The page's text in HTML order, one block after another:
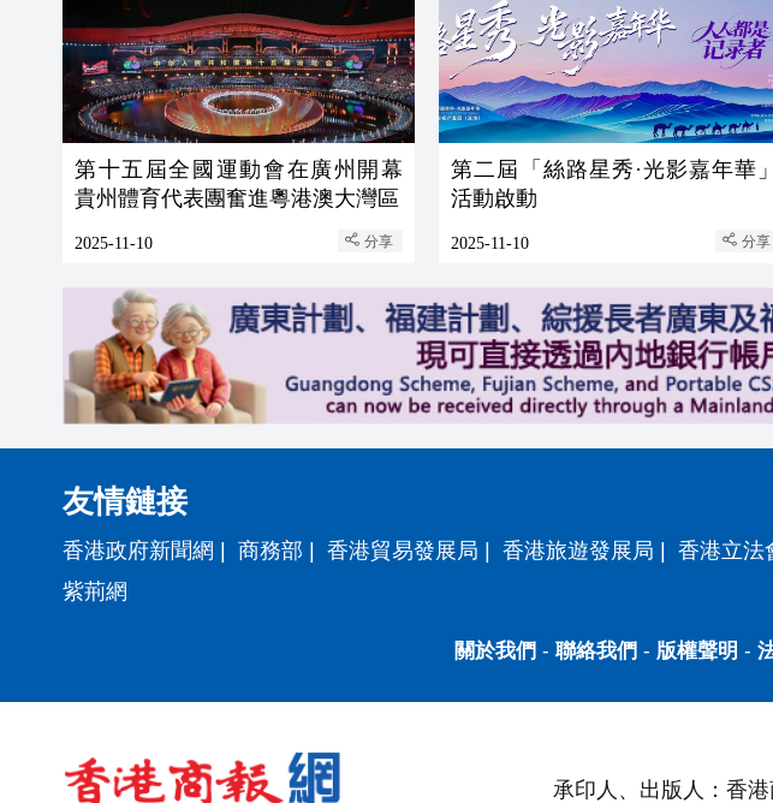
第十五屆全國運動會在廣州開幕
貴州體育代表團奮進粵港澳大灣區
2025-11-10 分享
第二屆「絲路星秀·光影嘉年華」
活動啟動
2025-11-10 分享
友情鏈接
香港政府新聞網 | 商務部 | 香港貿易發展局 | 香港旅遊發展局 | 香港立法
紫荊網
關於我們 - 聯絡我們 - 版權聲明 -
承印人、出版人：香港